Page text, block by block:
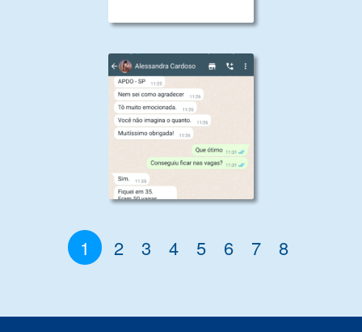
1 2 3 4 5 6 7 8